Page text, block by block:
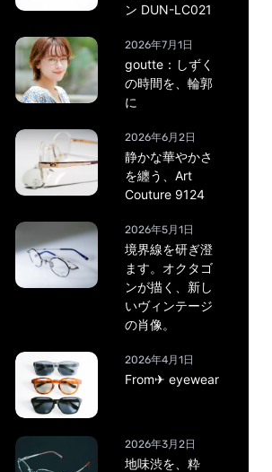
ン DUN-LC021
2026年7月1日
goutte：しずく
の時間を、輪郭
に
2026年6月2日
静かな華やかさ
を纏う、Art
Couture 9124
2026年5月1日
境界線を研ぎ澄
ます。オクタゴ
ンが描く、新し
いヴィンテージ
の肖像。
2026年4月1日
From✈ eyewear
2026年3月2日
地味渋を、粋